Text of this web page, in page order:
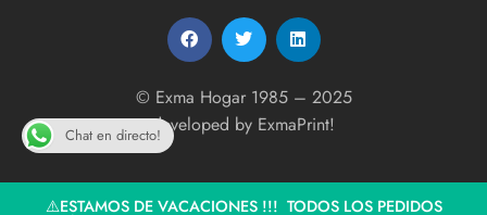
⚠️ESTAMOS DE VACACIONES !!! TODOS LOS PEDIDOS
© Exma Hogar 1985 – 2025
developed by ExmaPrint!
Chat en directo!